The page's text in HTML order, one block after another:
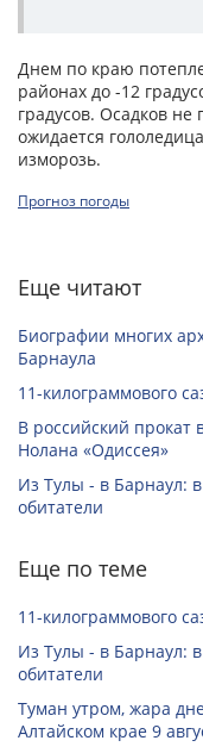
Днем по краю
районах до -12
градусов. Осадков не
ожидается
изморозь.
Прогноз погоды
Еще читают
Биографии многих
Барнаула
11-килограммового
В российский прокат
Нолана «Одиссея»
Из Тулы - в Барнаул:
обитатели
Еще по теме
11-килограммового
Из Тулы - в Барнаул:
обитатели
Туман утром, жара
Алтайском крае 9